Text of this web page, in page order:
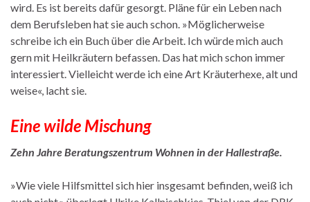
wird. Es ist bereits dafür gesorgt. Pläne für ein Leben nach
dem Berufsleben hat sie auch schon. »Möglicherweise
schreibe ich ein Buch über die Arbeit. Ich würde mich auch
gern mit Heilkräutern befassen. Das hat mich schon immer
interessiert. Vielleicht werde ich eine Art Kräuterhexe, alt und
weise«, lacht sie.
Eine wilde Mischung
Zehn Jahre Beratungszentrum Wohnen in der Hallestraße.
»Wie viele Hilfsmittel sich hier insgesamt befinden, weiß ich